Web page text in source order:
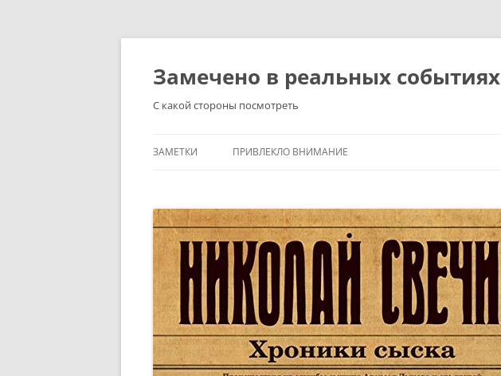
Перейти
Замечено в реальных событиях
С какой стороны посмотреть
ЗАМЕТКИ ПРИВЛЕКЛО ВНИМАНИЕ